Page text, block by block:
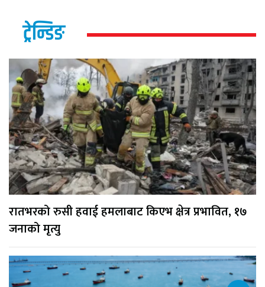
ट्रेन्डिङ
रातभरको रुसी हवाई हमलाबाट किएभ क्षेत्र प्रभावित, १७
जनाको मृत्यु